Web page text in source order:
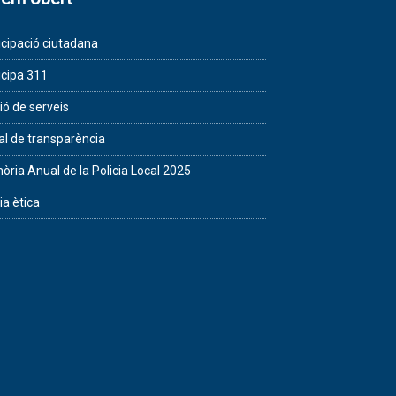
ciutadana
311
de serveis
de transparència
Anual de la Policia Local 2025
ètica